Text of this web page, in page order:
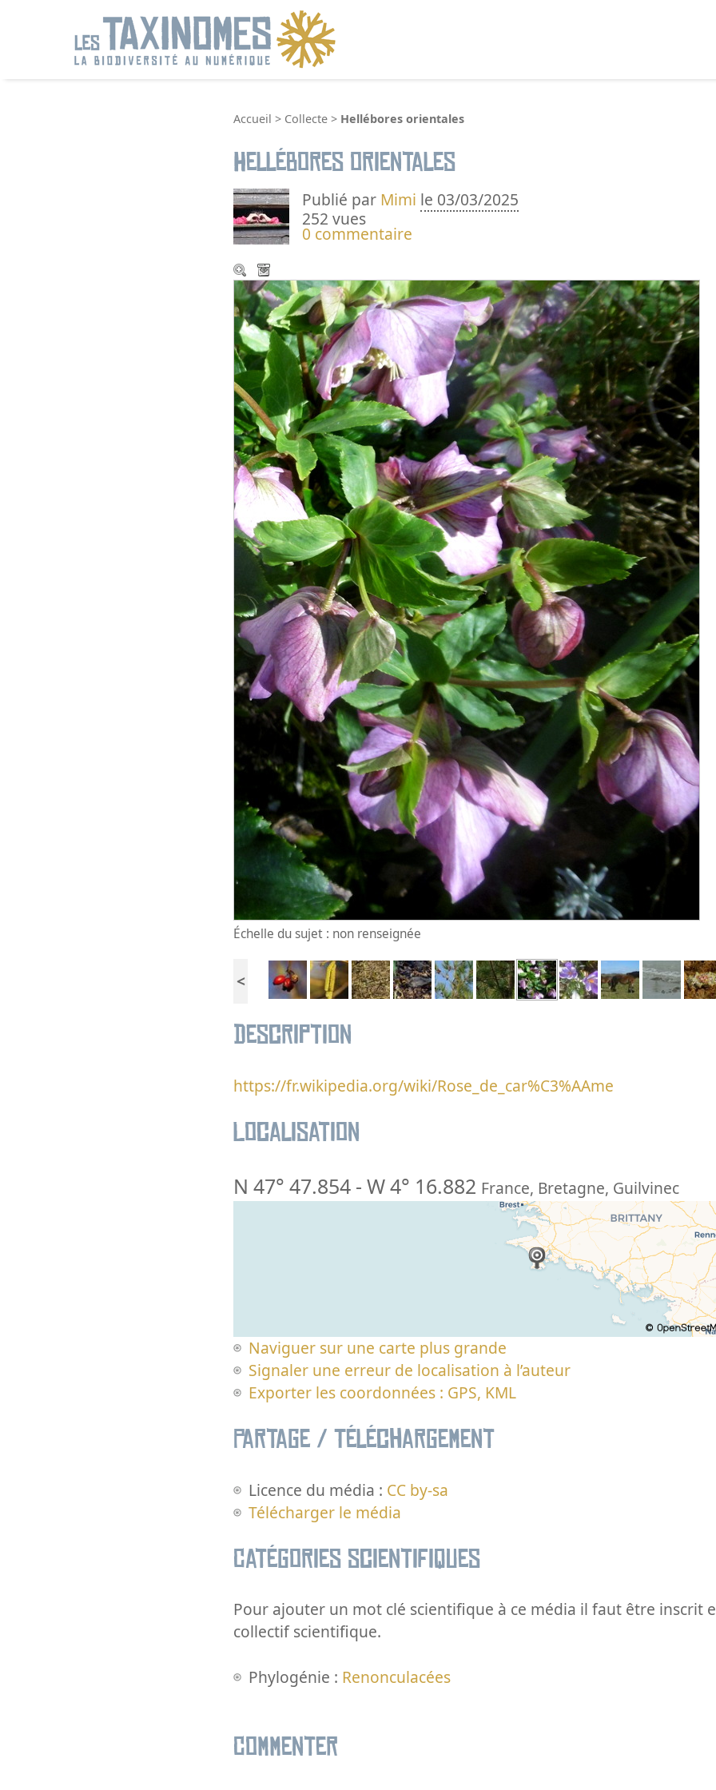
Accueil > Collecte > Hellébores orientales
Hellébores orientales
Publié par Mimi le 03/03/2025
252 vues
0 commentaire
Échelle du sujet : non renseignée
<
Description
https://fr.wikipedia.org/wiki/Rose_de_car%C3%AAme
Localisation
N 47° 47.854 - W 4° 16.882 France, Bretagne, Guilvinec
Naviguer sur une carte plus grande
Signaler une erreur de localisation à l’auteur
Exporter les coordonnées : GPS, KML
Partage / Téléchargement
Licence du média : CC by-sa
Télécharger le média
Catégories scientifiques
Pour ajouter un mot clé scientifique à ce média il faut être inscrit
collectif scientifique.
Phylogénie : Renonculacées
Commenter